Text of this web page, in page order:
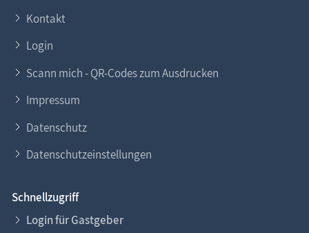
Kontakt
Login
Scann mich - QR-Codes zum Ausdrucken
Impressum
Datenschutz
Datenschutzeinstellungen
Schnellzugriff
Login für Gastgeber